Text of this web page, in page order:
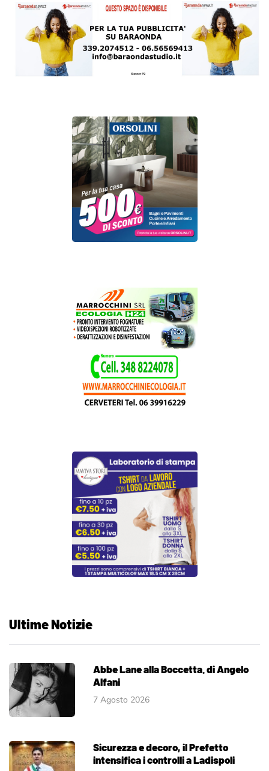
Ultime Notizie
Abbe Lane alla Boccetta. di Angelo
Alfani
7 Agosto 2026
Sicurezza e decoro, il Prefetto
intensifica i controlli a Ladispoli